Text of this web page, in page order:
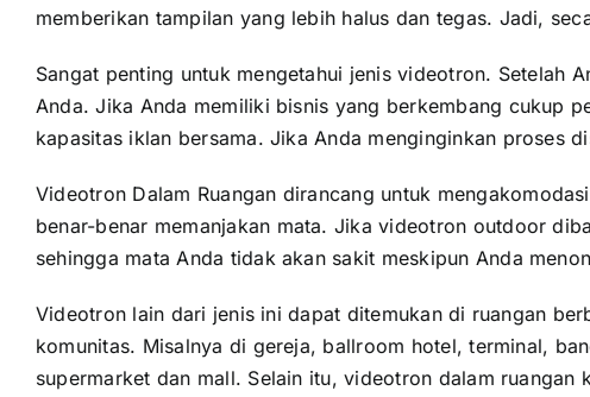
memberikan tampilan yang lebih halus dan tegas. Jadi,
Sangat penting untuk mengetahui jenis videotron. Setelah
Anda. Jika Anda memiliki bisnis yang berkembang cukup
kapasitas iklan bersama. Jika Anda menginginkan proses
Videotron Dalam Ruangan dirancang untuk
benar-benar memanjakan mata. Jika videotron outdoor
sehingga mata Anda tidak akan sakit meskipun Anda
Videotron lain dari jenis ini dapat ditemukan di ruangan
komunitas. Misalnya di gereja, ballroom hotel, terminal,
supermarket dan mall. Selain itu, videotron dalam